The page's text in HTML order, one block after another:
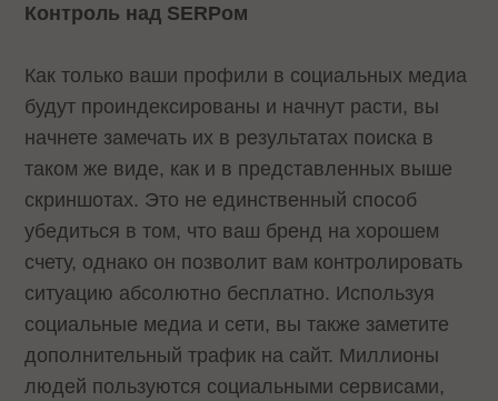
Контроль над SERPом
Как только ваши профили в социальных медиа
будут проиндексированы и начнут расти, вы
начнете замечать их в результатах поиска в
таком же виде, как и в представленных выше
скриншотах. Это не единственный способ
убедиться в том, что ваш бренд на хорошем
счету, однако он позволит вам контролировать
ситуацию абсолютно бесплатно. Используя
социальные медиа и сети, вы также заметите
дополнительный трафик на сайт. Миллионы
людей пользуются социальными сервисами,